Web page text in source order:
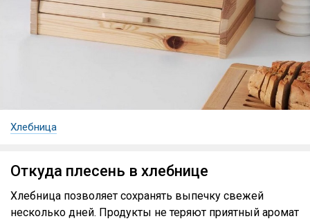
Хлебница
Откуда плесень в хлебнице
Хлебница позволяет сохранять выпечку свежей
несколько дней. Продукты не теряют приятный аромат